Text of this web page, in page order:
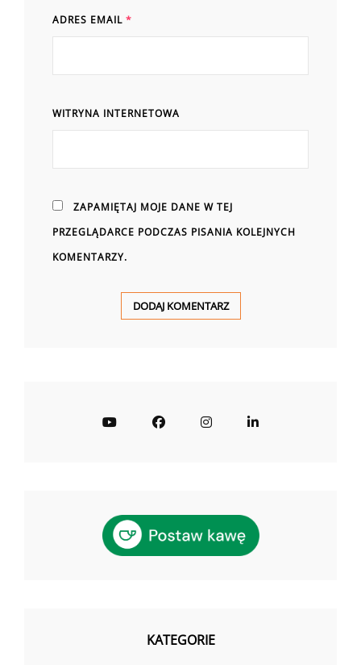
ADRES EMAIL *
WITRYNA INTERNETOWA
ZAPAMIĘTAJ MOJE DANE W TEJ
PRZEGLĄDARCE PODCZAS PISANIA KOLEJNYCH
KOMENTARZY.
YouTubeFacebookInstagramLinkedIn
KATEGORIE